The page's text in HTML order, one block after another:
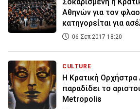
Αθηνών για τον
κατηγορείται για
06 Σεπ 2017 18:20
CULTURE
Η Κρατική
παραδίδει το
Metropolis